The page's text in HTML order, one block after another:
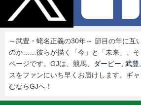
～武豊・蛯名正義の30年～ 節目の年に互
のか……彼らが描く「今」と「未来」、そ
ページです。GJは、競馬、
ダービー 武豊
スをファンにいち早くお届けします。ギ
むならGJへ！